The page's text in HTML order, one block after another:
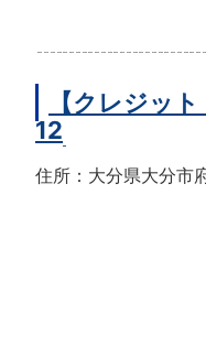
【クレジッ
12
住所：大分県大分市